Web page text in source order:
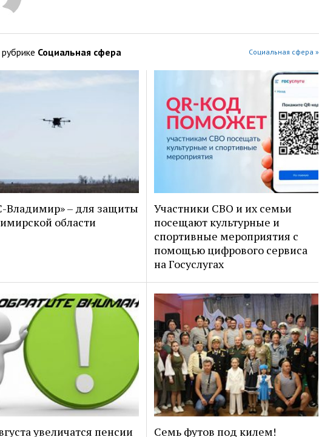
Социальная сфера Социальная сфера »
Владимир» – для защиты
области
Участники СВО и их семьи
посещают культурные и
спортивные мероприятия с
помощью цифрового сервиса
на Госуслугах
увеличатся пенсии Семь футов под килем!